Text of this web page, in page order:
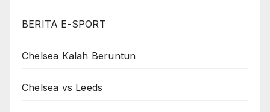
BERITA E-SPORT
Chelsea Kalah Beruntun
Chelsea vs Leeds